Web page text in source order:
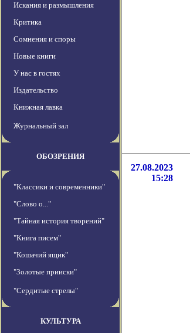
Искания и размышления
Критика
Сомнения и споры
Новые книги
У нас в гостях
Издательство
Книжная лавка
Журнальный зал
ОБОЗРЕНИЯ
"Классики и современники"
"Слово о..."
"Тайная история творений"
"Книга писем"
"Кошачий ящик"
"Золотые прииски"
"Сердитые стрелы"
КУЛЬТУРА
27.08.2023
15:28